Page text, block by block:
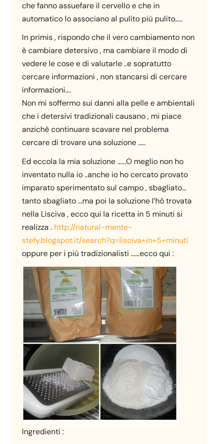
che fanno assuefare il cervello e che in
automatico lo associano al pulito più pulito…..
In primis , rispondo che il vero cambiamento non
è cambiare detersivo , ma cambiare il modo di
vedere le cose e di valutarle ..e sopratutto
cercare informazioni , non stancarsi di cercare
informazioni….
Non mi soffermo sui danni alla pelle e ambientali
che i detersivi tradizionali causano , mi piace
anzichè continuare scavare nel problema
cercare di trovare una soluzione …..
Ed eccola la mia soluzione ……O meglio non ho
inventato nulla io ..anche io ho cercato provato
imparato sperimentato sul campo , sbagliato…
tanto sbagliato …ma poi la soluzione l’hò trovata
nella Lisciva , ecco qui la ricetta in 5 minuti si
realizza . http://natural-mente-
stefy.blogspot.it/search?q=lisciva+in+5+minuti
oppure per i più tradizionalisti ……ecco qui :
Ingredienti :